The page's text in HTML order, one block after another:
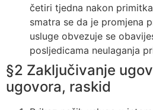
četiri tjedna nakon
smatra se da je promjena
usluge obvezuje se
posljedicama neulaganja
§2 Zaključivanje
ugovora, raskid